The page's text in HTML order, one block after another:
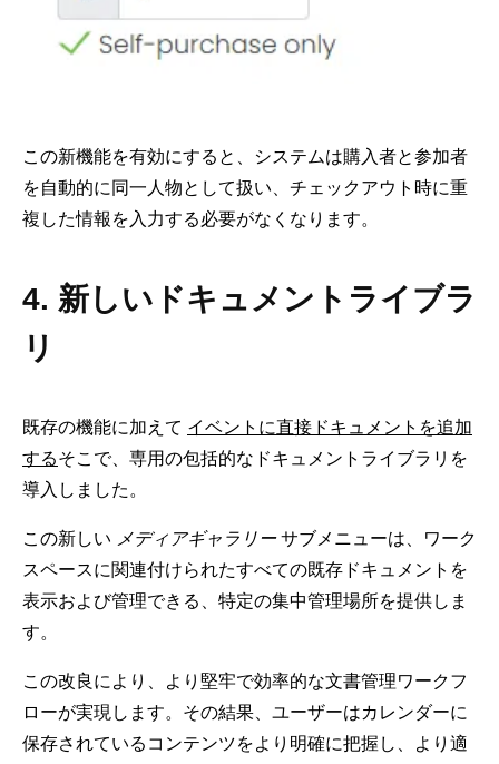
この新機能を有効にすると、システムは購入者と参加者
を自動的に同一人物として扱い、チェックアウト時に重
複した情報を入力する必要がなくなります。
4. 新しいドキュメントライブラ
リ
既存の機能に加えて イベントに直接ドキュメントを追加
するそこで、専用の包括的なドキュメントライブラリを
導入しました。
この新しい メディアギャラリーサブメニューは、ワーク
スペースに関連付けられたすべての既存ドキュメントを
表示および管理できる、特定の集中管理場所を提供しま
す。
この改良により、より堅牢で効率的な文書管理ワークフ
ローが実現します。その結果、ユーザーはカレンダーに
保存されているコンテンツをより明確に把握し、より適